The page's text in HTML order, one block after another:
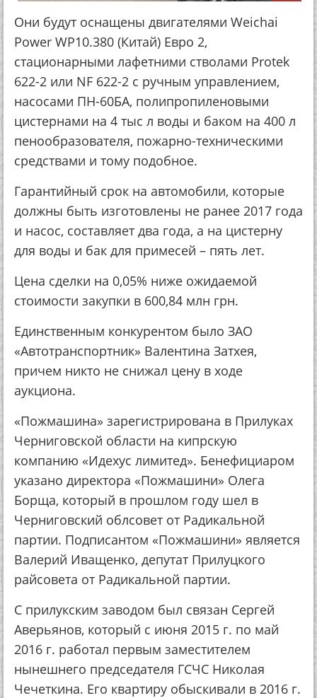
Они будут оснащены двигателями Weichai
Power WP10.380 (Китай) Евро 2,
стационарными лафетними стволами Protek
622-2 или NF 622-2 с ручным управлением,
насосами ПН-60БА, полипропиленовыми
цистернами на 4 тыс л воды и баком на 400 л
пенообразователя, пожарно-техническими
средствами и тому подобное.
Гарантийный срок на автомобили, которые
должны быть изготовлены не ранее 2017 года
и насос, составляет два года, а на цистерну
для воды и бак для примесей – пять лет.
Цена сделки на 0,05% ниже ожидаемой
стоимости закупки в 600,84 млн грн.
Единственным конкурентом было ЗАО
«Автотранспортник» Валентина Затхея,
причем никто не снижал цену в ходе
аукциона.
«Пожмашина» зарегистрирована в Прилуках
Черниговской области на кипрскую
компанию «Идехус лимитед». Бенефициаром
указано директора «Пожмашини» Олега
Борща, который в прошлом году шел в
Черниговский облсовет от Радикальной
партии. Подписантом «Пожмашини» является
Валерий Иващенко, депутат Прилуцкого
райсовета от Радикальной партии.
С прилукским заводом был связан Сергей
Аверьянов, который с июня 2015 г. по май
2016 г. работал первым заместителем
нынешнего председателя ГСЧС Николая
Чечеткина. Его квартиру обыскивали в 2016 г.